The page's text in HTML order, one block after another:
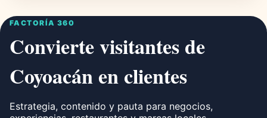
FACTORÍA 360
Convierte visitantes de
Coyoacán en clientes
Estrategia, contenido y pauta para negocios,